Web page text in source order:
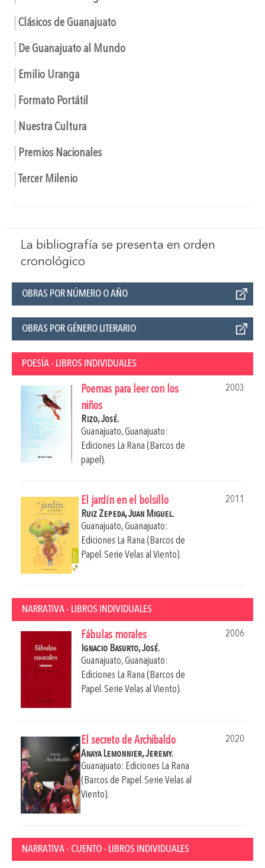
Clásicos de Guanajuato
De Guanajuato al Mundo
Emilio Uranga
Formato Portátil
Nuestra Cultura
Premios Nacionales
Tercer Milenio
La bibliografía se presenta en orden
cronológico
OBRAS POR NÚMERO O AÑO
OBRAS POR GÉNERO LITERARIO
POESÍA - LIBROS INDIVIDUALES
Poemas para leer con los
niños
2003
Rizo, José.
Guanajuato, Guanajuato:
Ediciones La Rana (Barcos de
papel).
El jardín en el bolsillo
2011
Ruiz Zepeda, Juan Miguel.
Guanajuato, Guanajuato:
Ediciones La Rana (Barcos de
Papel. Serie Velas al Viento).
NARRATIVA - LIBROS INDIVIDUALES
Fábulas morales
2006
Ignacio Basurto, José.
Guanajuato, Guanajuato:
Ediciones La Rana (Barcos de
Papel. Serie Velas al Viento).
El secreto de Archibaldo
2020
Anaya Lemonnier, Jeremy.
Guanajuato: Ediciones La Rana
(Barcos de Papel. Serie Velas al
Viento).
NARRATIVA - CUENTO - LIBROS INDIVIDUALES